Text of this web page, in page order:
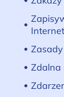
Internet
Zdalna